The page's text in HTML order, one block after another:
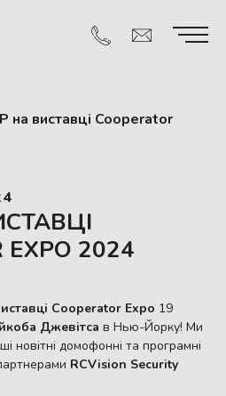
на виставці Cooperator
EXPO 2024
Cooperator Expo 19
Джевітса в Нью-Йорку! Ми
новітні домофонні та програмні
RCVision Security